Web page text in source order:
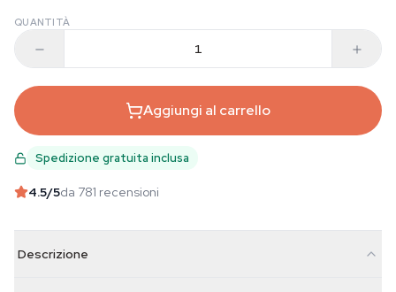
QUANTITÀ
Aggiungi al carrello
Spedizione gratuita inclusa
4.5/5da 781 recensioni
Descrizione